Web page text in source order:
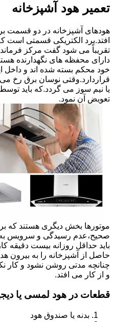
تعمیر هود آشپزخانه
هودهای آشپزخانه در دو قسمت
افتد.برد الکتریکی قسمتی است
تقریباً می شود گفت مرکز
دارای محفظه های نگهدارنده
خود محکم بسته شده اند و داخل
قراردارد.وقتی نوسان برق رخ
یا نیم سوز می گردد.که باید
تعویض آن نمود.
موتورها بخش دیگری هستند که
صحیح،عدم رسیدگی و سرویس به
باید حداقل روزانه بیست دقیقه
حاصل از آشپزخانه را به بیرون
چنانچه مدتی روشن نشود و کار
و از کار می افتد.
قطعات در هود لمسی یا
بدنه یا صندوق هود